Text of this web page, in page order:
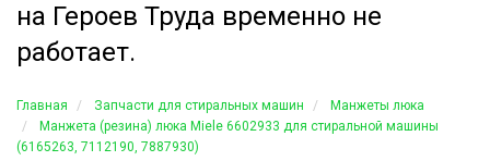
на Героев Труда временно не
работает.
Главная Запчасти для стиральных машин
Манжеты люка
Манжета (резина) люка Miele 6602933 для стиральной машины
(6165263, 7112190, 7887930)